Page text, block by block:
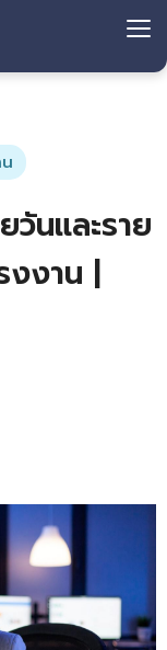
นและราย
งงาน |